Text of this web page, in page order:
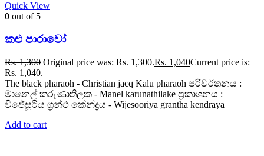
Quick View
0 out of 5
කළු පාරාවෝ
Rs.1,300 Original price was: Rs. 1,300.Rs. 1,040Current price is:
Rs. 1,040.
The black pharaoh - Christian jacq Kalu pharaoh පරිවර්තනය :
මානෙල් කරුණාතිලක - Manel karunathilake ප්‍රකාශනය :
විජේසූරිය ග්‍රන්ථ කේන්ද්‍රය - Wijesooriya grantha kendraya
Add to cart